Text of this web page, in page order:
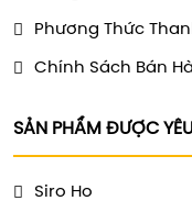
Phương Thức
Chính Sách Bán
SẢN PHẨM ĐƯỢC
Siro Ho